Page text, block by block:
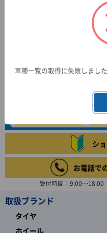
シ
お電話で
受付時間：9:00～18:00
取扱ブランド
タイヤ
ホイール
車種一覧の取得に失敗しました